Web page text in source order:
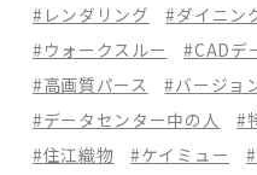
#レンダリング
#ダイニン
#ウォークスルー
#CADデ
#高画質パース
#バージョ
#データセンター中の人
#
#住江織物
#ケイミュー